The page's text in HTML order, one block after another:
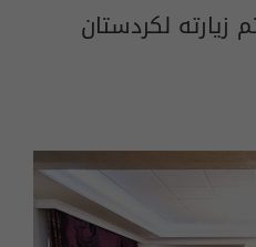
زيارته لكردستان